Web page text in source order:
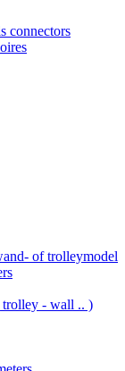
connectors
of trolleymodel
trolley - wall .. )